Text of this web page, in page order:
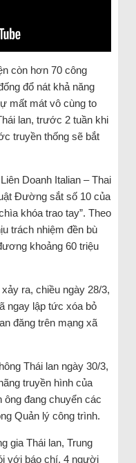
còn hơn 70 công
đổ nát khả năng
mất mát vô cùng to
lan, trước 2 tuần khi
truyền thống sẽ bắt
Doanh Italian – Thai
Đường sắt số 10 của
khóa trao tay”. Theo
trách nhiệm đền bù
khoảng 60 triệu
ra, chiều ngày 28/3,
ngay lập tức xóa bỏ
đăng trên mạng xã
Thái lan ngày 30/3,
truyền hình của
ông đang chuyển các
Quản lý công trình.
gia Thái lan, Trung
với báo chí, 4 người